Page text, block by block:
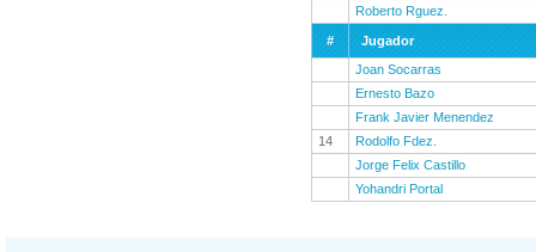
Roberto Rguez.
#
Jugador
Joan Socarras
Ernesto Bazo
Frank Javier Menendez
14
Rodolfo Fdez.
Jorge Felix Castillo
Yohandri Portal